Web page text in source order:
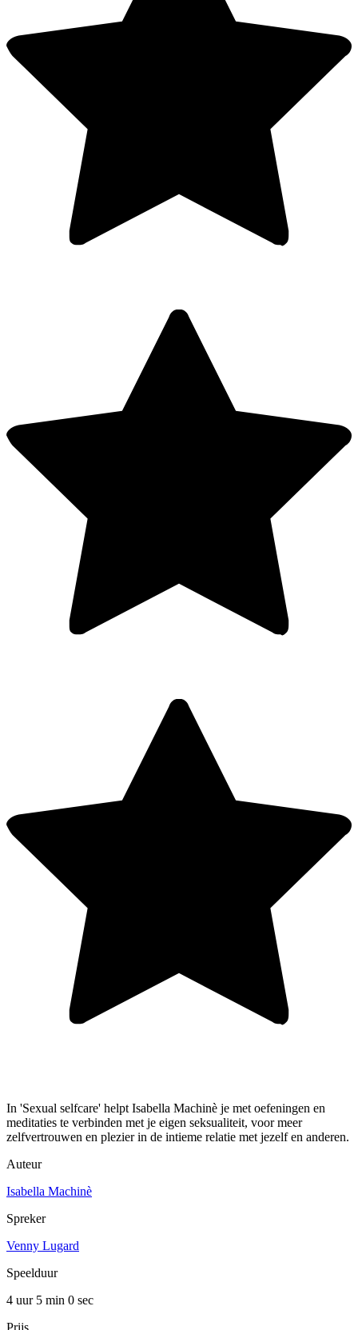
In 'Sexual selfcare' helpt Isabella Machinè je met oefeningen en
meditaties te verbinden met je eigen seksualiteit, voor meer
zelfvertrouwen en plezier in de intieme relatie met jezelf en anderen.
Auteur
Isabella Machinè
Spreker
Venny Lugard
Speelduur
4 uur 5 min 0 sec
Prijs